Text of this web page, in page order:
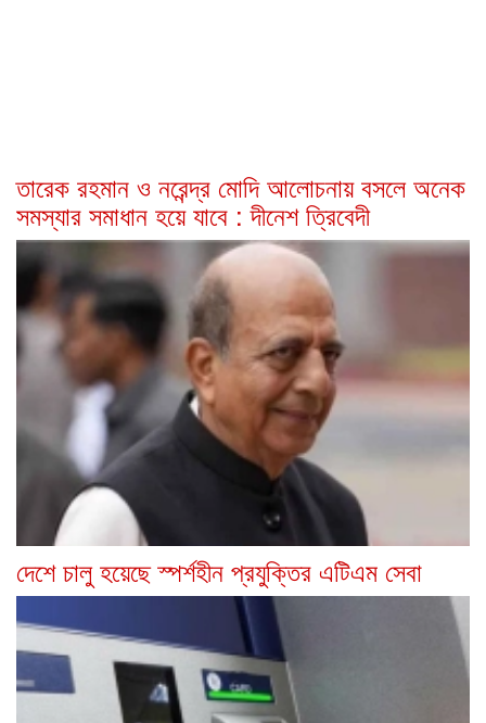
তারেক রহমান ও নরেন্দ্র মোদি আলোচনায় বসলে অনেক
সমস্যার সমাধান হয়ে যাবে : দীনেশ ত্রিবেদী
দেশে চালু হয়েছে স্পর্শহীন প্রযুক্তির এটিএম সেবা